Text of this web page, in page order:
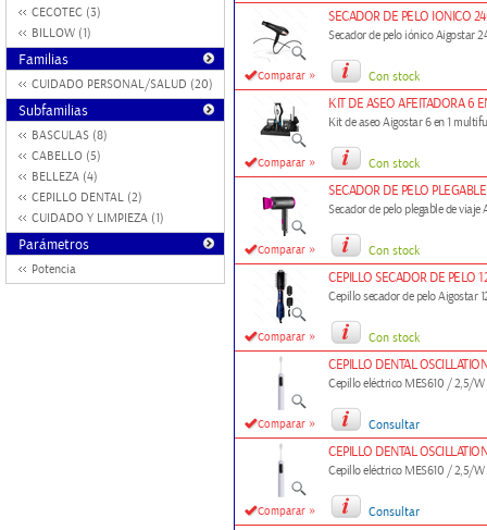
CECOTEC (3)
BILLOW (1)
Familias
CUIDADO PERSONAL/SALUD (20)
Subfamilias
BASCULAS (8)
CABELLO (5)
BELLEZA (4)
CEPILLO DENTAL (2)
CUIDADO Y LIMPIEZA (1)
Parámetros
Potencia
Comparar »
SECADOR DE PELO IONICO
Secador de pelo iónico Aigostar
Con stock
Comparar »
KIT DE ASEO AFEITADORA 6
Kit de aseo Aigostar 6 en 1
Con stock
Comparar »
SECADOR DE PELO
Secador de pelo plegable de
Con stock
Comparar »
CEPILLO SECADOR DE PELO
Cepillo secador de pelo Aigostar
Con stock
Comparar »
CEPILLO DENTAL
Cepillo eléctrico MES610 / 2,5/
Consultar
Comparar »
CEPILLO DENTAL
Cepillo eléctrico MES610 / 2,5/
Consultar